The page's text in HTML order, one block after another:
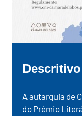
Descritivo
A autarquia de
do Prémio